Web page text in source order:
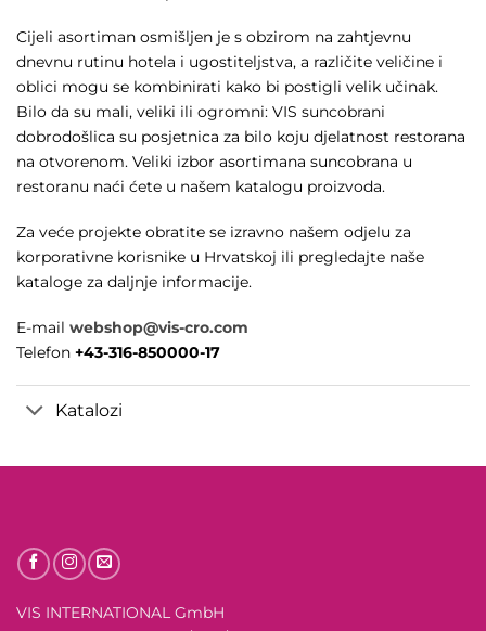
Cijeli asortiman osmišljen je s obzirom na zahtjevnu
dnevnu rutinu hotela i ugostiteljstva, a različite veličine i
oblici mogu se kombinirati kako bi postigli velik učinak.
Bilo da su mali, veliki ili ogromni: VIS suncobrani
dobrodošlica su posjetnica za bilo koju djelatnost restorana
na otvorenom. Veliki izbor asortimana suncobrana u
restoranu naći ćete u našem katalogu proizvoda.
Za veće projekte obratite se izravno našem odjelu za
korporativne korisnike u Hrvatskoj ili pregledajte naše
kataloge za daljnje informacije.
E-mail webshop@vis-cro.com
Telefon +43-316-850000-17
Katalozi
VIS INTERNATIONAL GmbH